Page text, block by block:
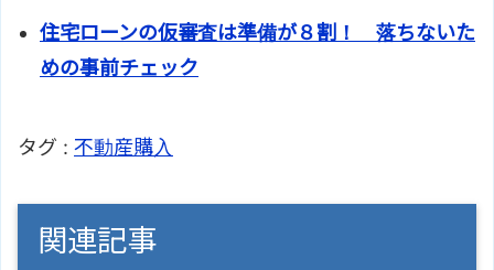
住宅ローンの仮審査は準備が８割！ 落ちないた
めの事前チェック
タグ : 不動産購入
関連記事